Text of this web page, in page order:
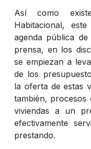
Así como
Habitacional,
agenda pública
prensa, en los
se empiezan a
de los
la oferta de estas
también, procesos
viviendas a un
efectivamente
prestando.